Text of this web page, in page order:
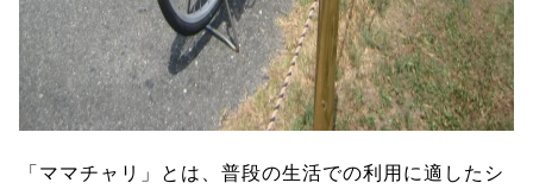
「ママチャリ」とは、普段の生活での利用に適したシ